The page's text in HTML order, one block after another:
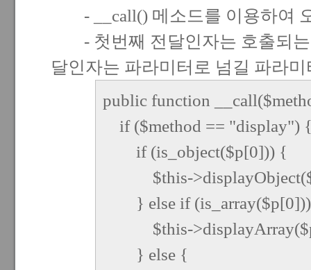
- __call() 메소드를 이용하여
- 첫번째 전달인자는 호출되는
달인자는 파라미터로 넘길 파라
public function
if ($method == "display")
if (is_object($p[0])) {
$this-
} else if
$this-
} else {